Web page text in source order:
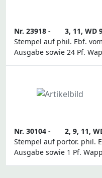
Nr. 23918 - 3, 11, WD
Stempel auf phil. Ebf.
Ausgabe sowie 24 Pf.
Nr. 30104 - 2, 9, 11,
Stempel auf portor. phil.
Ausgabe sowie 1 Pf.